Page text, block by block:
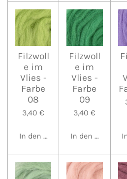
Filzwoll
e im
Vlies -
Farbe
08
3,40 €
In den Warenkorb
Filzwoll
e im
Vlies -
Farbe
09
3,40 €
In den